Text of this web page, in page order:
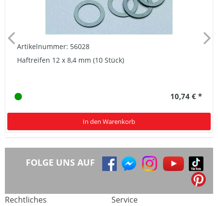
Artikelnummer: 56028
Haftreifen 12 x 8,4 mm (10 Stück)
10,74 € *
In den Warenkorb
FOLGE UNS AUF
Rechtliches Service